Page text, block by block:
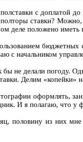
с доплатой
ставки?
деле положено иметь
с начальником
не делали погоду.
Делим «копейки»
оформлять,
И я полагаю, что у
половину из них